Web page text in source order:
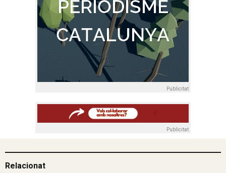
Publicitat
Publicitat
Relacionat